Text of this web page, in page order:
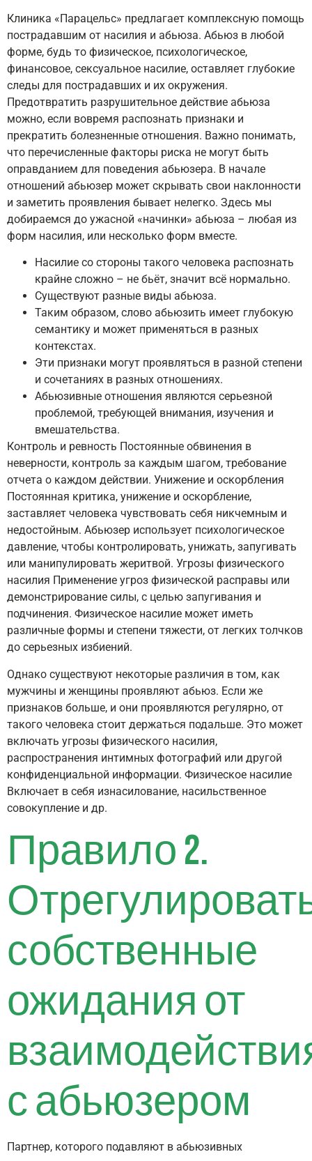
Клиника «Парацельс» предлагает комплексную помощь
пострадавшим от насилия и абьюза. Абьюз в любой
форме, будь то физическое, психологическое,
финансовое, сексуальное насилие, оставляет глубокие
следы для пострадавших и их окружения.
Предотвратить разрушительное действие абьюза
можно, если вовремя распознать признаки и
прекратить болезненные отношения. Важно понимать,
что перечисленные факторы риска не могут быть
оправданием для поведения абьюзера. В начале
отношений абьюзер может скрывать свои наклонности
и заметить проявления бывает нелегко. Здесь мы
добираемся до ужасной «начинки» абьюза – любая из
форм насилия, или несколько форм вместе.
Насилие со стороны такого человека распознать
крайне сложно – не бьёт, значит всё нормально.
Существуют разные виды абьюза.
Таким образом, слово абьюзить имеет глубокую
семантику и может применяться в разных
контекстах.
Эти признаки могут проявляться в разной степени
и сочетаниях в разных отношениях.
Абьюзивные отношения являются серьезной
проблемой, требующей внимания, изучения и
вмешательства.
Контроль и ревность Постоянные обвинения в
неверности, контроль за каждым шагом, требование
отчета о каждом действии. Унижение и оскорбления
Постоянная критика, унижение и оскорбление,
заставляет человека чувствовать себя никчемным и
недостойным. Абьюзер использует психологическое
давление, чтобы контролировать, унижать, запугивать
или манипулировать жеритвой. Угрозы физического
насилия Применение угроз физической расправы или
демонстрирование силы, с целью запугивания и
подчинения. Физическое насилие может иметь
различные формы и степени тяжести, от легких толчков
до серьезных избиений.
Однако существуют некоторые различия в том, как
мужчины и женщины проявляют абьюз. Если же
признаков больше, и они проявляются регулярно, от
такого человека стоит держаться подальше. Это может
включать угрозы физического насилия,
распространения интимных фотографий или другой
конфиденциальной информации. Физическое насилие
Включает в себя изнасилование, насильственное
совокупление и др.
Правило 2.
собственные
ожидания от
с абьюзером
Партнер, которого подавляют в абьюзивных